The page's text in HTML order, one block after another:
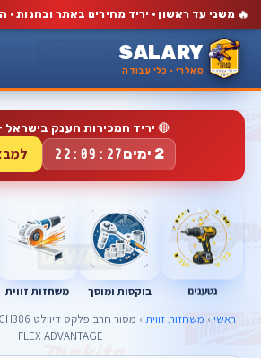
🔥 משני עד ראשון · יריד מחירים באתר ובחנות
SALARY
סאלרי · כלי עבודה
🔴 יריד המכירות הענק בישראל
2 ימים 22:09:27
נטענים בוקסות ומוסך משחזות זווית
ראשי › משחזות זווית
FLEX ADVANTAGE